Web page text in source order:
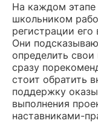
На каждом этапе
школьником
регистрации его
Они
определить
сразу
стоит обратить
поддержку
выполнения
наставниками-